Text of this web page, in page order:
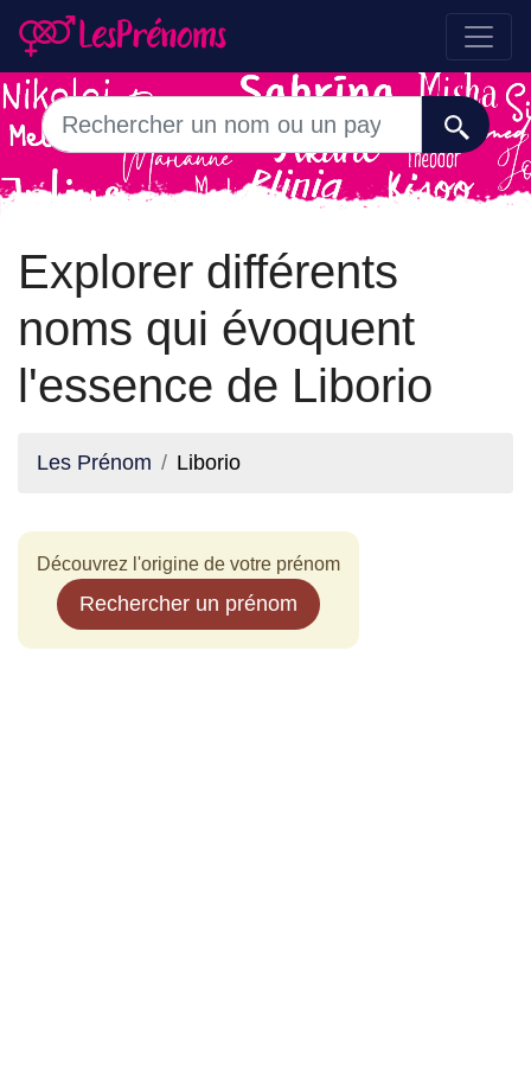
Explorer différents
noms qui évoquent
l'essence de Liborio
Les Prénom Liborio
Découvrez l'origine de votre prénom
Rechercher un prénom